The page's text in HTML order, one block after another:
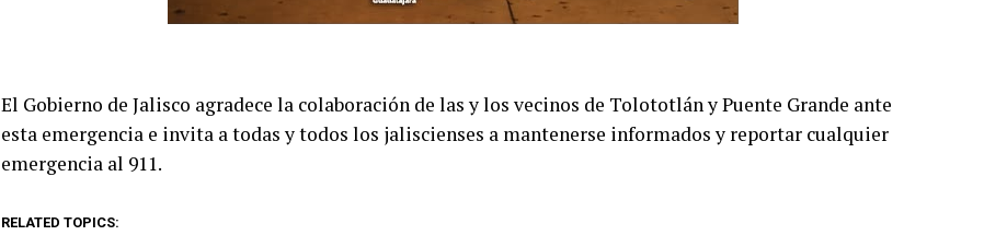
El Gobierno de Jalisco agradece la colaboración de las y los vecinos de Tolototlán y Puente Grande ante
esta emergencia e invita a todas y todos los jaliscienses a mantenerse informados y reportar cualquier
emergencia al 911.
RELATED TOPICS: